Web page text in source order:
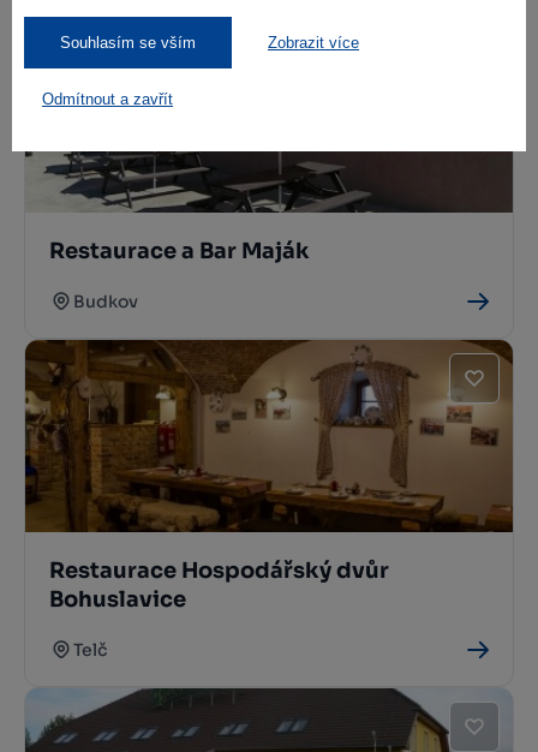
Souhlasím se vším Zobrazit více
Odmítnout a zavřít
Restaurace a Bar Maják
Budkov
Restaurace Hospodářský dvůr
Bohuslavice
Telč